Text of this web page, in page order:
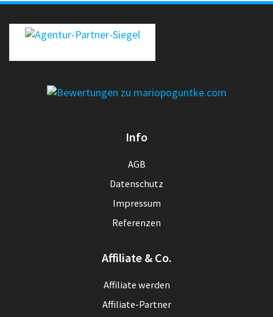
Info
AGB
Datenschutz
Impressum
Referenzen
Affiliate & Co.
Affiliate werden
Affiliate-Partner